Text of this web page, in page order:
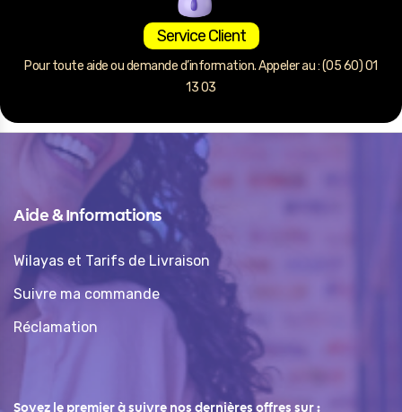
Service Client
Pour toute aide ou demande d’information. Appeler au : (05 60) 01
13 03
Aide & Informations
Wilayas et Tarifs de Livraison
Suivre ma commande
Réclamation
Soyez le premier à suivre nos dernières offres sur :